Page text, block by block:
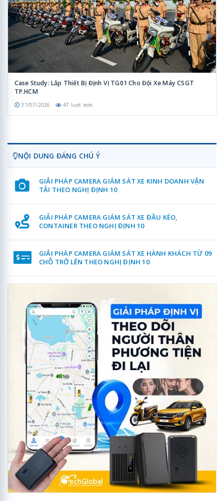
Case Study: Lắp Thiết Bị Định Vị TG01 Cho Đội Xe Máy CSGT
TP.HCM
31/07/2026 47 lượt xem
NỘI DUNG ĐÁNG CHÚ Ý
GIẢI PHÁP CAMERA GIÁM SÁT XE KINH DOANH VẬN
TẢI THEO NGHỊ ĐỊNH 10
GIẢI PHÁP CAMERA GIÁM SÁT XE ĐẦU KÉO,
CONTAINER THEO NGHỊ ĐỊNH 10
GIẢI PHÁP CAMERA GIÁM SÁT XE HÀNH KHÁCH TỪ 09
CHỖ TRỞ LÊN THEO NGHỊ ĐỊNH 10